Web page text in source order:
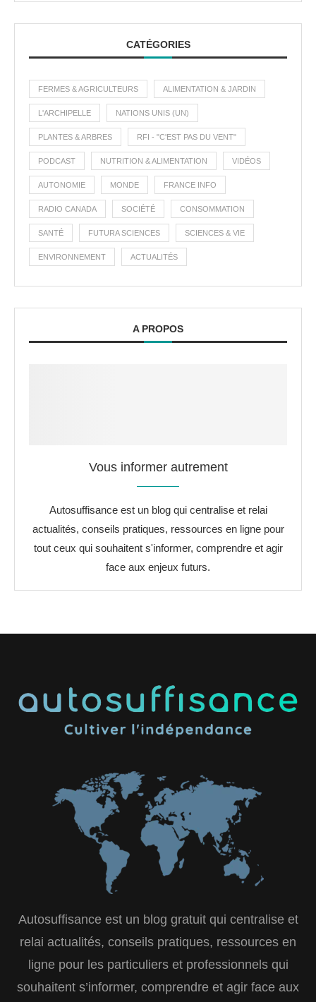
CATÉGORIES
FERMES & AGRICULTEURS ALIMENTATION & JARDIN
L'ARCHIPELLE NATIONS UNIS (UN)
PLANTES & ARBRES RFI - "C'EST PAS DU VENT"
PODCAST NUTRITION & ALIMENTATION VIDÉOS
AUTONOMIE MONDE FRANCE INFO
RADIO CANADA SOCIÉTÉ CONSOMMATION
SANTÉ FUTURA SCIENCES SCIENCES & VIE
ENVIRONNEMENT ACTUALITÉS
A PROPOS
Vous informer autrement
Autosuffisance est un blog qui centralise et relai
actualités, conseils pratiques, ressources en ligne pour
tout ceux qui souhaitent s'informer, comprendre et agir
face aux enjeux futurs.
Autosuffisance est un blog gratuit qui centralise et
relai actualités, conseils pratiques, ressources en
ligne pour les particuliers et professionnels qui
souhaitent s’informer, comprendre et agir face aux